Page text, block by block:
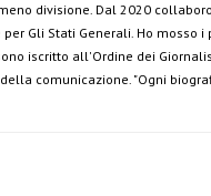
divisione. Dal 2020
per Gli Stati Generali. Ho
iscritto all'Ordine dei
comunicazione. "Ogni